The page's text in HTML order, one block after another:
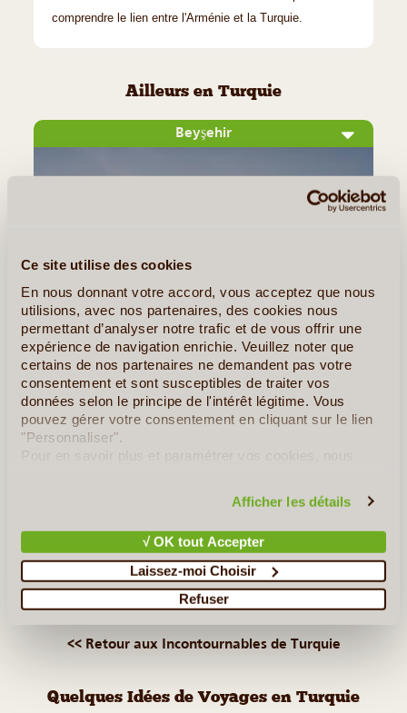
Ce site utilise des cookies
En nous donnant votre accord, vous acceptez que nous
utilisions, avec nos partenaires, des cookies nous
permettant d’analyser notre trafic et de vous offrir une
expérience de navigation enrichie. Veuillez noter que
certains de nos partenaires ne demandent pas votre
consentement et sont susceptibles de traiter vos
données selon le principe de l'intérêt légitime. Vous
pouvez gérer votre consentement en cliquant sur le lien
"Personnaliser".
Pour en savoir plus et paramétrer vos cookies, nous
Afficher les détails
√ OK tout Accepter
Laissez-moi Choisir
Refuser
comprendre le lien entre l'Arménie et la Turquie.
Ailleurs en Turquie
Beyşehir
Située en Anatolie centrale, Beyşehir ville doit sa renommée
à plusieurs éléments. Riche d'une grande histoire dont
témoignent les nombreux monuments qu'on peut y découvrir,
c'est particulièrement son lac éponyme, un des plus
Bursa
Éphèse
<< Retour aux Incontournables de Turquie
Quelques Idées de Voyages en Turquie